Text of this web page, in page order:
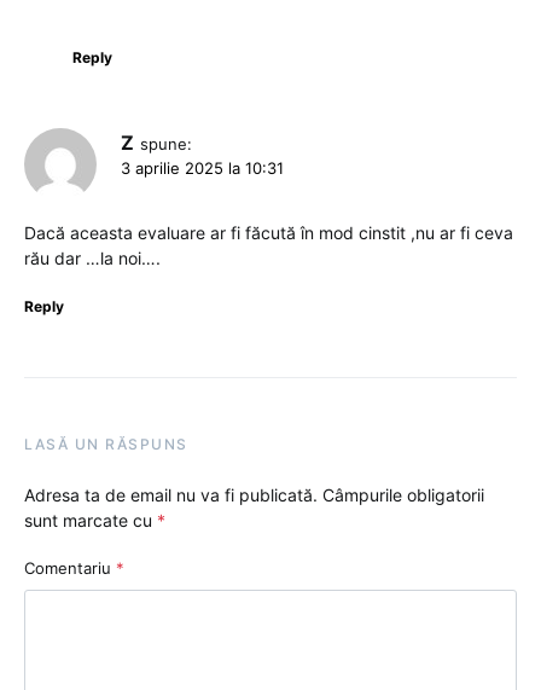
Reply
Z spune:
3 aprilie 2025 la 10:31
Dacă aceasta evaluare ar fi făcută în mod cinstit ,nu ar fi ceva
rău dar …la noi….
Reply
LASĂ UN RĂSPUNS
Adresa ta de email nu va fi publicată. Câmpurile obligatorii
sunt marcate cu *
Comentariu *